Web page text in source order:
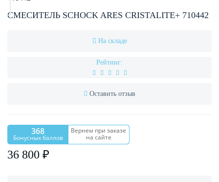
СМЕСИТЕЛЬ SCHOCK ARES CRISTALITE+ 710442
На складе
Рейтинг:
Оставить отзыв
368
Бонусных баллов
Вернем при заказе
на сайте
36 800 ₽